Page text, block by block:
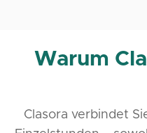
Warum
Clasora verbindet